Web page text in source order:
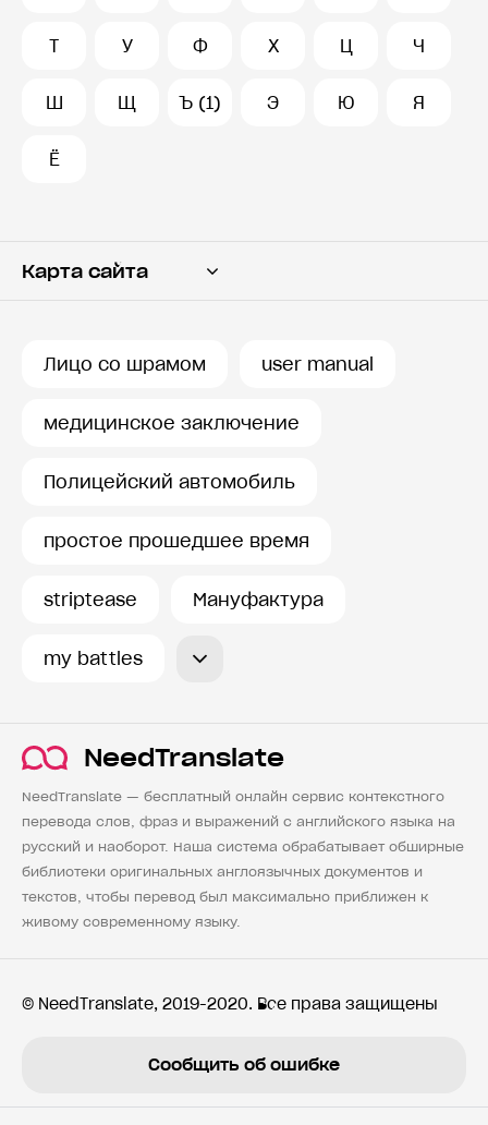
Т У Ф Х Ц Ч
Ш Щ Ъ (1) Э Ю Я
Ё
Карта сайта
Лицо со шрамом user manual
медицинское заключение
Полицейский автомобиль
простое прошедшее время
striptease Мануфактура
my battles
NeedTranslate
NeedTranslate — бесплатный онлайн сервис контекстного
перевода слов, фраз и выражений с английского языка на
русский и наоборот. Наша система обрабатывает обширные
библиотеки оригинальных англоязычных документов и
текстов, чтобы перевод был максимально приближен к
живому современному языку.
© NeedTranslate, 2019-2020. Все права защищены
Сообщить об ошибке